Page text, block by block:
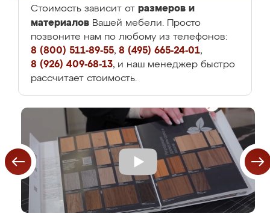
Стоимость зависит от размеров и
материалов Вашей мебели. Просто
позвоните нам по любому из телефонов:
8 (800) 511-89-55, 8 (495) 665-24-01,
8 (926) 409-68-13, и наш менеджер быстро
рассчитает стоимость.